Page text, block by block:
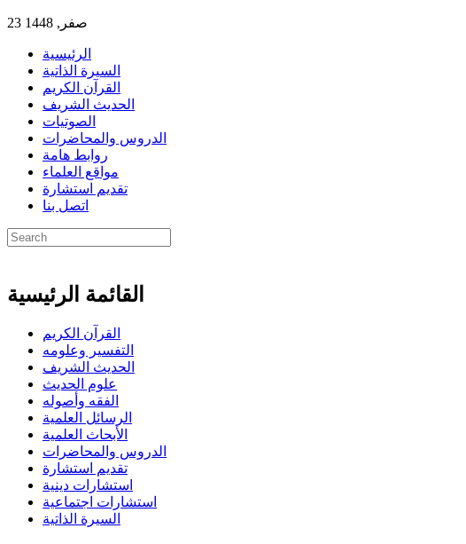
23 صفر, 1448
الرئيسية
السيرة الذاتية
القرآن الكريم
الحديث الشريف
الصوتيات
الدروس والمحاضرات
روابط هامة
مواقع العلماء
تقديم استشارة
اتصل بنا
القائمة الرئيسية
القرآن الكريم
التفسير وعلومه
الحديث الشريف
علوم الحديث
الفقه وأصوله
الرسائل العلمية
الأبحاث العلمية
الدروس والمحاضرات
تقديم استشارة
استشارات دينية
استشارات اجتماعية
السيرة الذاتية